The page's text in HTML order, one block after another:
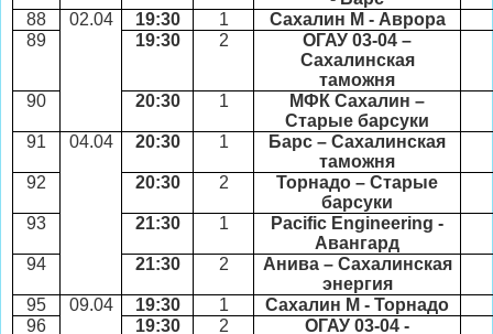
88
02.04 19:30 1
Сахалин М - Аврора
89
19:30 2
ОГАУ 03-04 –
Сахалинская
таможня
90
20:30 1
МФК Сахалин –
Старые барсуки
91
04.04 20:30 1
Барс – Сахалинская
таможня
92
20:30 2
Торнадо – Старые
барсуки
93
21:30 1 Pacific Engineering -
Авангард
94
21:30 2
Анива – Сахалинская
энергия
95 09.04 19:30 1
Сахалин М - Торнадо
96
19:30 2
ОГАУ 03-04 -